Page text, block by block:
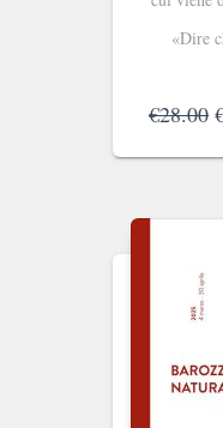
«Dire
€28.00